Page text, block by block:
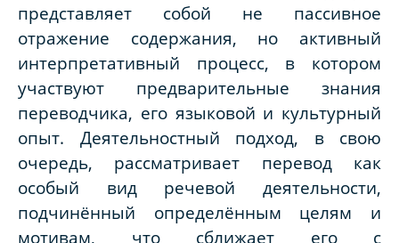
представляет собой не пассивное
отражение содержания, но активный
интерпретативный процесс, в котором
участвуют предварительные знания
переводчика, его языковой и культурный
опыт. Деятельностный подход, в свою
очередь, рассматривает перевод как
особый вид речевой деятельности,
подчинённый определённым целям и
мотивам, что сближает его с